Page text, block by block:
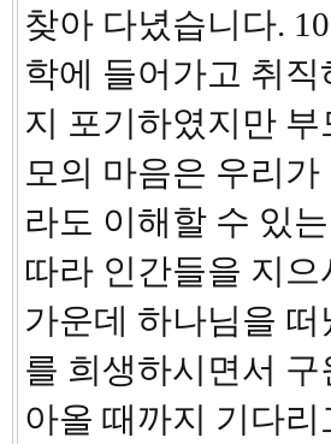
찾아 다녔습니다.
학에 들어가고 취
지 포기하였지만
모의 마음은 우리
라도 이해할 수 있
따라 인간들을 지
가운데 하나님을
를 희생하시면서
아올 때까지 기다